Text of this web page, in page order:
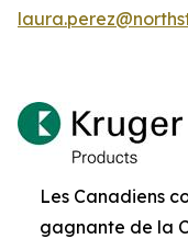
Les Canadiens
gagnante de la